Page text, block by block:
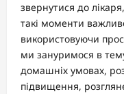
звернутися до
такі моменти
використовуючи
ми зануримося в
домашніх умовах,
підвищення,